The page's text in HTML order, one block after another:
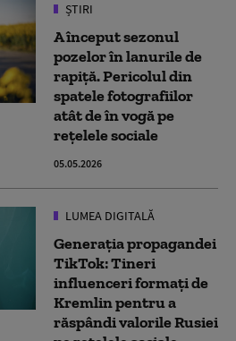
ȘTIRI
A început sezonul
pozelor în lanurile de
rapiță. Pericolul din
spatele fotografiilor
atât de în vogă pe
rețelele sociale
05.05.2026
LUMEA DIGITALĂ
Generaţia propagandei
TikTok: Tineri
influenceri formaţi de
Kremlin pentru a
răspândi valorile Rusiei